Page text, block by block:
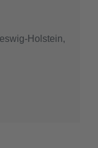
Holstein,